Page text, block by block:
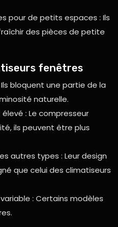
pour de petits espaces : Ils
des pièces de petite
fenêtres
bloquent une partie de la
naturelle.
: Le compresseur
ils peuvent être plus
autres types : Leur design
que celui des climatiseurs
: Certains modèles